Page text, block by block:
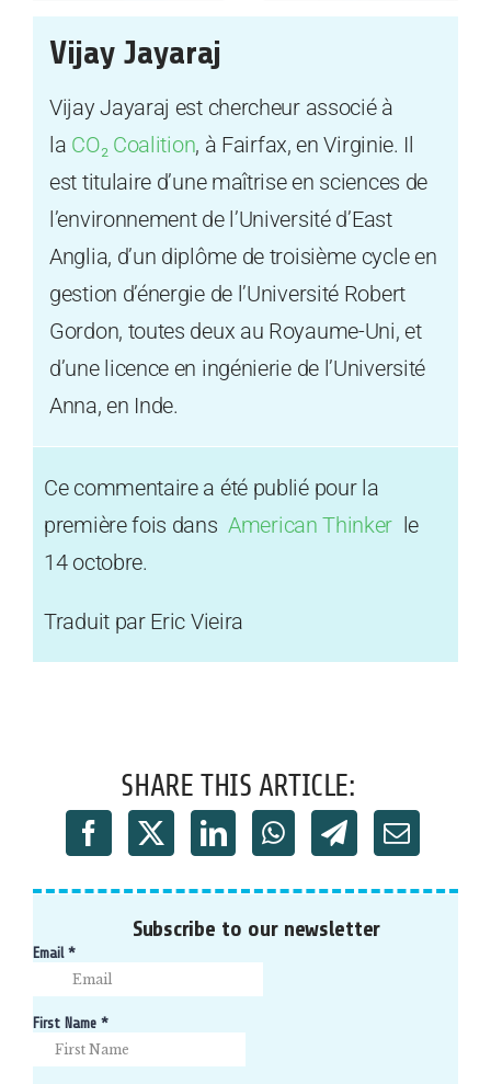
Vijay Jayaraj
Vijay Jayaraj est chercheur associé à
la CO₂ Coalition, à Fairfax, en Virginie. Il
est titulaire d’une maîtrise en sciences de
l’environnement de l’Université d’East
Anglia, d’un diplôme de troisième cycle en
gestion d’énergie de l’Université Robert
Gordon, toutes deux au Royaume-Uni, et
d’une licence en ingénierie de l’Université
Anna, en Inde.
Ce commentaire a été publié pour la
première fois dans American Thinker le
14 octobre.
Traduit par Eric Vieira
SHARE THIS ARTICLE:
Subscribe to our newsletter